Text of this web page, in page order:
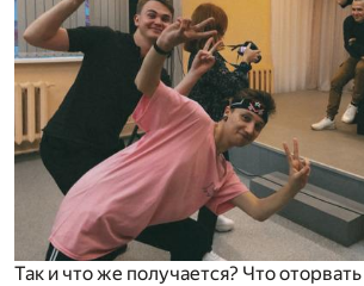
Так и что же получается? Что